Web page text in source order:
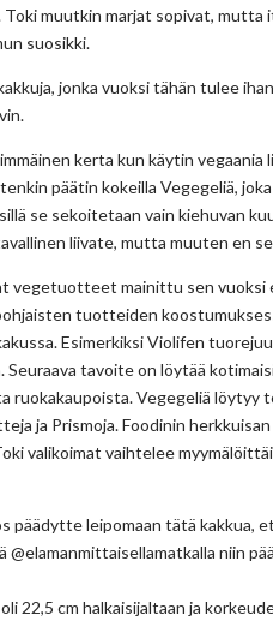
muutkin marjat sopivat, mutta
suosikki.
jonka vuoksi tähän tulee
kerta kun käytin
päätin kokeilla Vegegeliä,
se sekoitetaan vain kiehuvan
liivate, mutta muuten en
vegetuotteet mainittu sen
tuotteiden
Esimerkiksi Violifen
Seuraava tavoite on löytää
ruokakaupoista. Vegegeliä
ja Prismoja. Foodinin
valikoimat vaihtelee
päädytte leipomaan tätä kakkua,
@elamanmittaisellamatkalla niin
22,5 cm halkaisijaltaan ja